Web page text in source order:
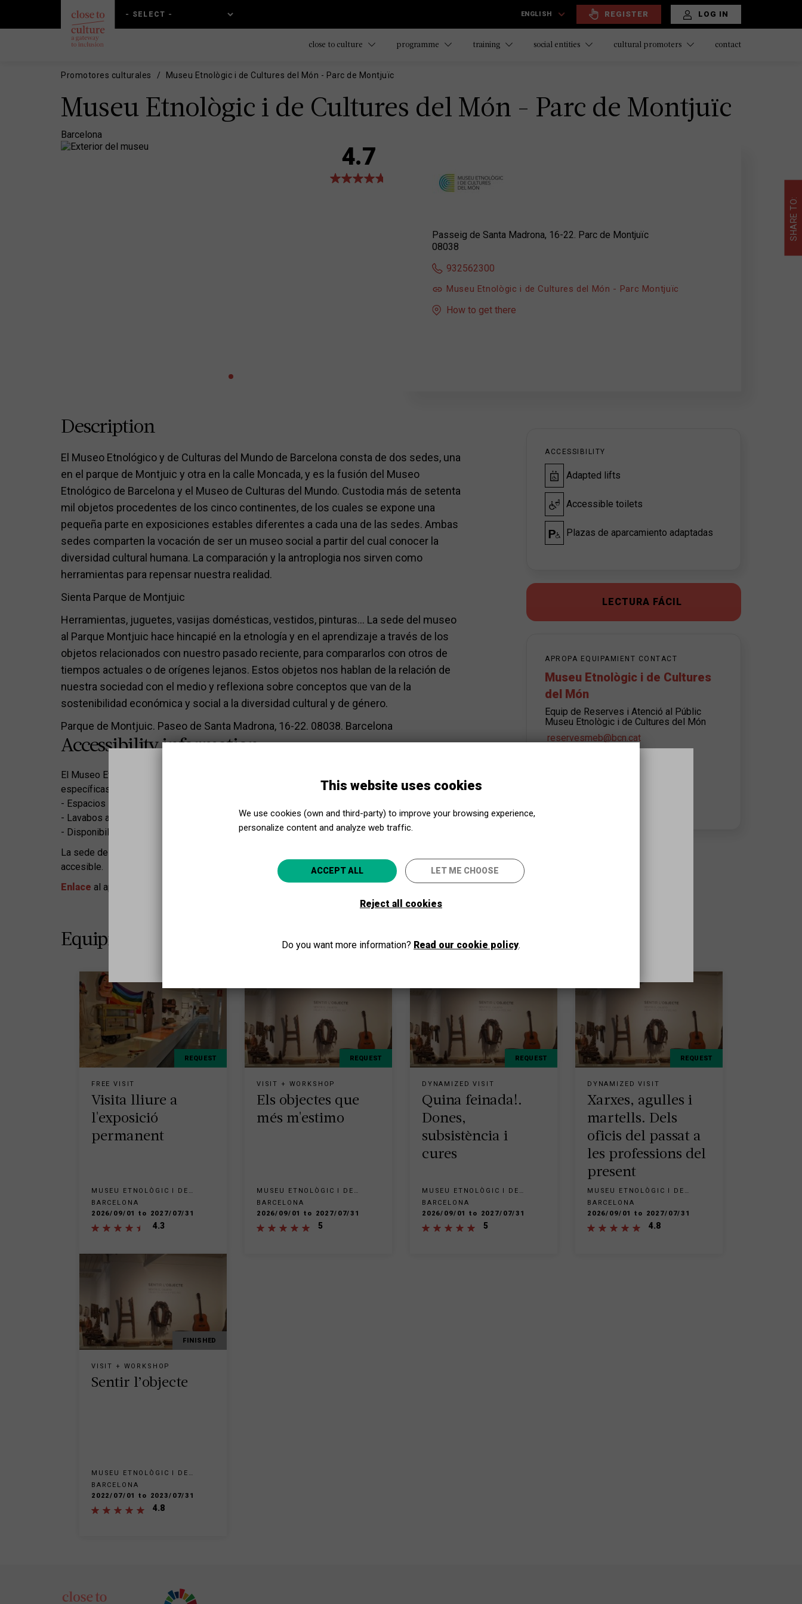
main
main
ENGLISH REGISTER LOG IN
close to culture programme training social entities cultural promoters contact
Promotores culturales Museu Etnològic i de Cultures del Món - Parc de Montjuïc
Museu Etnològic i de Cultures del Món - Parc de Montjuïc
Barcelona
4.7
Passeig de Santa Madrona, 16-22. Parc de Montjuïc
08038
932562300
Museu Etnològic i de Cultures del Món - Parc Montjuïc
How to get there
Description
El Museo Etnológico y de Culturas del Mundo de Barcelona consta de dos sedes, una
en el parque de Montjuic y otra en la calle Moncada, y es la fusión del Museo
Etnológico de Barcelona y el Museo de Culturas del Mundo. Custodia más de setenta
mil objetos procedentes de los cinco continentes, de los cuales se expone una
pequeña parte en exposiciones estables diferentes a cada una de las sedes. Ambas
sedes comparten la vocación de ser un museo social a partir del cual conocer la
diversidad cultural humana. La comparación y la antroplogia nos sirven como
herramientas para repensar nuestra realidad.
Sienta Parque de Montjuic
Herramientas, juguetes, vasijas domésticas, vestidos, pinturas... La sede del museo
al Parque Montjuic hace hincapié en la etnología y en el aprendizaje a través de los
objetos relacionados con nuestro pasado reciente, para compararlos con otros de
tiempos actuales o de orígenes lejanos. Estos objetos nos hablan de la relación de
nuestra sociedad con el medio y reflexiona sobre conceptos que van de la
sostenibilidad económica y social a la diversidad cultural y de género.
Parque de Montjuic. Paseo de Santa Madrona, 16-22. 08038. Barcelona
Accessibility information
El Museo Etnológico de Culturas del Mundo ofrece espacios y servicios adaptados, ayudas
específicas y recursos táctiles para las personas con problemas auditivos, visuales y motores:
- Espacios interiores sin barreras arquitectónicas.
- Lavabos adaptados a sillas de ruedas.
- Disponibilidad de silla de ruedas.
La sede del Museo Etnológico al parque de Montjuic dispone de una plaza de aparcamiento
accesible.
Enlace al apartado de accesibilidad de la web del equipamiento.
ACCESSIBILITY
Adapted lifts
Accessible toilets
Plazas de aparcamiento adaptadas
LECTURA FÁCIL
APROPA EQUIPAMIENT CONTACT
Museu Etnològic i de Cultures
del Món
Equip de Reserves i Atenció al Públic
Museu Etnològic i de Cultures del Món
reservesmeb@bcn.cat
Close to Culture, even closer!
Select your province and enjoy culture for everyone
Equipment programming
REQUEST
FREE VISIT
Visita lliure a
l'exposició
permanent
MUSEU ETNOLÒGIC I DE
CULTURES DEL MÓN - PARC
DE MONTJUÏC
BARCELONA
2026/09/01 to 2027/07/31
4.3
REQUEST
VISIT + WORKSHOP
Els objectes que
més m'estimo
MUSEU ETNOLÒGIC I DE
CULTURES DEL MÓN - PARC
DE MONTJUÏC
BARCELONA
2026/09/01 to 2027/07/31
5
REQUEST
DYNAMIZED VISIT
Quina feinada!.
Dones,
subsistència i
cures
MUSEU ETNOLÒGIC I DE
CULTURES DEL MÓN - PARC
DE MONTJUÏC
BARCELONA
2026/09/01 to 2027/07/31
5
REQUEST
DYNAMIZED VISIT
Xarxes, agulles i
martells. Dels
oficis del passat a
les professions del
present
MUSEU ETNOLÒGIC I DE
CULTURES DEL MÓN - PARC
DE MONTJUÏC
BARCELONA
2026/09/01 to 2027/07/31
4.8
FINISHED
VISIT + WORKSHOP
Sentir l’objecte
MUSEU ETNOLÒGIC I DE
CULTURES DEL MÓN - PARC
DE MONTJUÏC
BARCELONA
2022/07/01 to 2023/07/31
4.8
SHARE TO:
This website uses cookies
We use cookies (own and third-party) to improve your browsing experience,
personalize content and analyze web traffic.
ACCEPT ALL LET ME CHOOSE
Reject all cookies
Do you want more information? Read our cookie policy.